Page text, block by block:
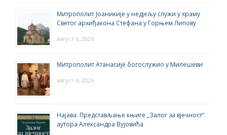
Митрополит Јоаникије у недјељу служи у храму
Светог архиђакона Стефана у Горњем Липову
август 6, 2026
Митрополит Атанасије богослужио у Милешеви
август 6, 2026
Најава: Представљање књиге „Залог за вјечност“
аутора Александра Вујовића